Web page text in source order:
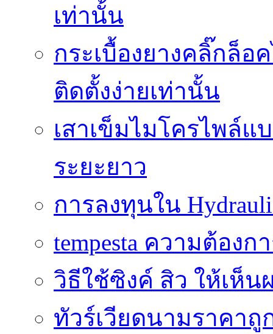
เท่านั้น
กระเบื้องยางคลิ๊กล็อ
ติดตั้งง่ายเท่านั้น
เสาเข็มไมโครไพล์
ระยะยาว
การลงทุนใน
tempesta ความต้อง
วิธีใช้ซิงค์ สิว ให้เห็
ทัวร์เวียดนามราคาถู